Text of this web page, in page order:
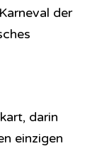
der
darin
einzigen